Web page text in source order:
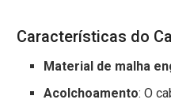
Características do
Material de malha
Acolchoamento: O